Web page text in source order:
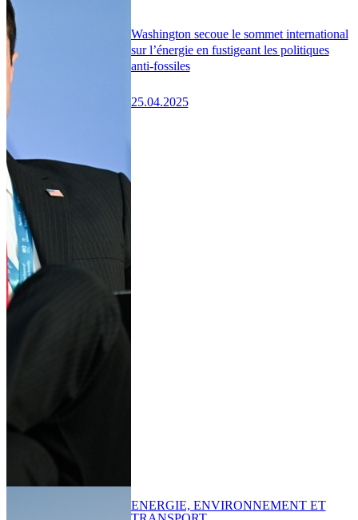
Washington secoue le sommet international
sur l’énergie en fustigeant les politiques
anti-fossiles
25.04.2025
ENERGIE, ENVIRONNEMENT ET